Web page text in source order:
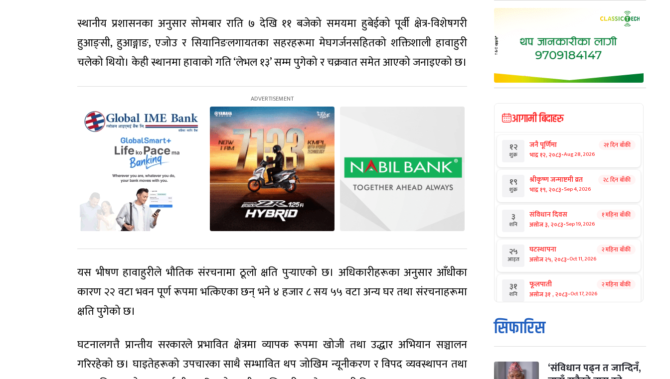
स्थानीय प्रशासनका अनुसार सोमबार राति ७ देखि ११ बजेको समयमा हुबेईको पूर्वी क्षेत्र-विशेषगरी
हुआङ्सी, हुआङ्गाङ, एजोउ र सियानिङलगायतका सहरहरूमा मेघगर्जनसहितको शक्तिशाली हावाहुरी
चलेको थियो। केही स्थानमा हावाको गति ‘लेभल १३’ सम्म पुगेको र चक्रवात समेत आएको जनाइएको छ।
यस भीषण हावाहुरीले भौतिक संरचनामा ठूलो क्षति पुर्‍याएको छ। अधिकारीहरूका अनुसार आँधीका
कारण २२ वटा भवन पूर्ण रूपमा भत्किएका छन् भने ४ हजार ८ सय ५५ वटा अन्य घर तथा संरचनाहरूमा
क्षति पुगेको छ।
घटनालगत्तै प्रान्तीय सरकारले प्रभावित क्षेत्रमा व्यापक रूपमा खोजी तथा उद्धार अभियान सञ्चालन
गरिरहेको छ। घाइतेहरूको उपचारका साथै सम्भावित थप जोखिम न्यूनीकरण र विपद व्यवस्थापन तथा
आगामी बिदाहरु
१२
शुक्र
जनै पूर्णिमा
भाद्र १२, २०८३-Aug 28, 2026
२१ दिन बाँकी
१९
शुक्र
श्रीकृष्ण जन्माष्टमी व्रत
भाद्र १९, २०८३-Sep 4, 2026
२८ दिन बाँकी
३
शनि
संविधान दिवस
असोज ३, २०८३-Sep 19, 2026
१ महिना बाँकी
२५
आइत
घटस्थापना
असोज २५, २०८३-Oct 11, 2026
२ महिना बाँकी
३१
शनि
फूलपाती
असोज ३१ , २०८३-Oct 17, 2026
२ महिना बाँकी
१
आइत
कार्तिक सङ्क्रान्ति
कार्तिक १, २०८३
मंगल कार्तिक ३, २०८३-Oct 20, 2026
सिफारिस
‘संविधान पढ्न त जान्दिनँ,